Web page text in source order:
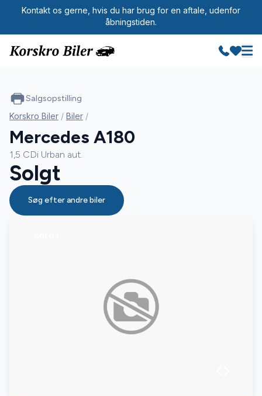
Kontakt os gerne, hvis du har brug for en aftale, udenfor
åbningstiden.
Salgsopstilling
Korskro Biler / Biler /
Mercedes A180
1,5 CDi Urban aut.
Solgt
Søg efter andre biler